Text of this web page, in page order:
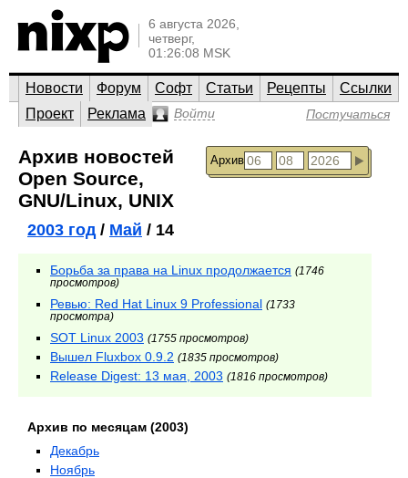
6 августа 2026,
четверг,
01:26:08 MSK
Новости Форум Софт Статьи Рецепты
Ссылки
Проект
Реклама Войти Постучаться
Архив
Архив новостей
Open Source,
GNU/Linux, UNIX
2003 год/ Май / 14
Борьба за права на Linux продолжается (1746
просмотров)
Ревью: Red Hat Linux 9 Professional (1733
просмотра)
SOT Linux 2003 (1755 просмотров)
Вышел Fluxbox 0.9.2 (1835 просмотров)
Release Digest: 13 мая, 2003 (1816 просмотров)
Архив по месяцам (2003)
Декабрь
Ноябрь